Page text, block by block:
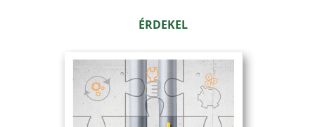
ÉRDEKEL